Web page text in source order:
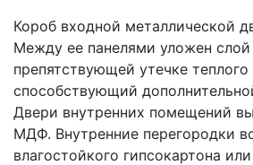
Короб входной металлической
Между ее панелями уложен слой
препятствующей утечке теплого
способствующий
Двери внутренних помещений
МДФ. Внутренние перегородки
влагостойкого гипсокартона